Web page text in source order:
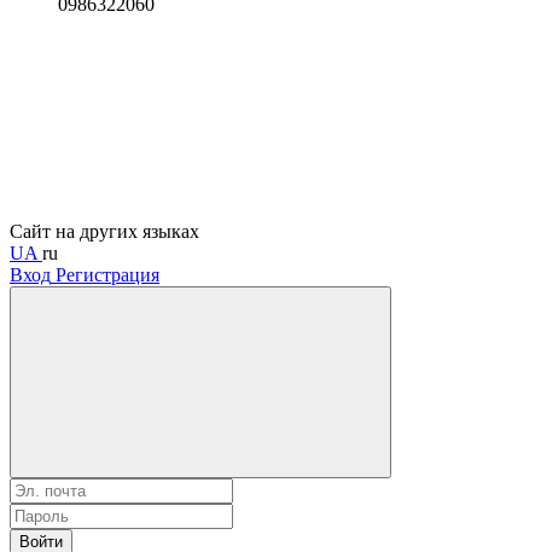
Сайт на других языках
UA ru
Вход Регистрация
Войти